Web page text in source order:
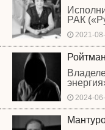
РАК
2021-
2024-